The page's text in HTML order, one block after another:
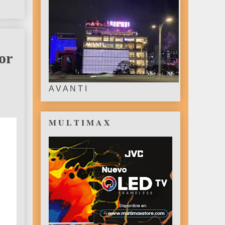
A V A N T I
M U L T I M A X